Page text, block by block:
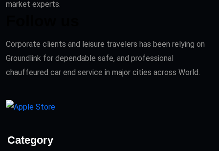
market experts.
Corporate clients and leisure travelers has been relying on
Groundlink for dependable safe, and professional
chauffeured car end service in major cities across World.
Category